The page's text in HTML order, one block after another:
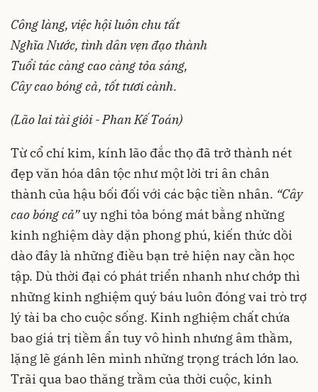
Công làng, việc hội luôn chu tất
Nghĩa Nước, tình dân vẹn đạo thành
Tuổi tác càng cao càng tỏa sáng,
Cây cao bóng cả, tốt tươi cành.
(Lão lai tài giỏi - Phan Kế Toán)
Từ cổ chí kim, kính lão đắc thọ đã trở thành nét
đẹp văn hóa dân tộc như một lời tri ân chân
thành của hậu bối đối với các bậc tiền nhân. “Cây
cao bóng cả”uy nghi tỏa bóng mát bằng những
kinh nghiệm dày dặn phong phú, kiến thức dồi
dào đây là những điều bạn trẻ hiện nay cần học
tập. Dù thời đại có phát triển nhanh như chớp thì
những kinh nghiệm quý báu luôn đóng vai trò trợ
lý tài ba cho cuộc sống. Kinh nghiệm chất chứa
bao giá trị tiềm ẩn tuy vô hình nhưng âm thầm,
lặng lẽ gánh lên mình những trọng trách lớn lao.
Trãi qua bao thăng trầm của thời cuộc, kinh